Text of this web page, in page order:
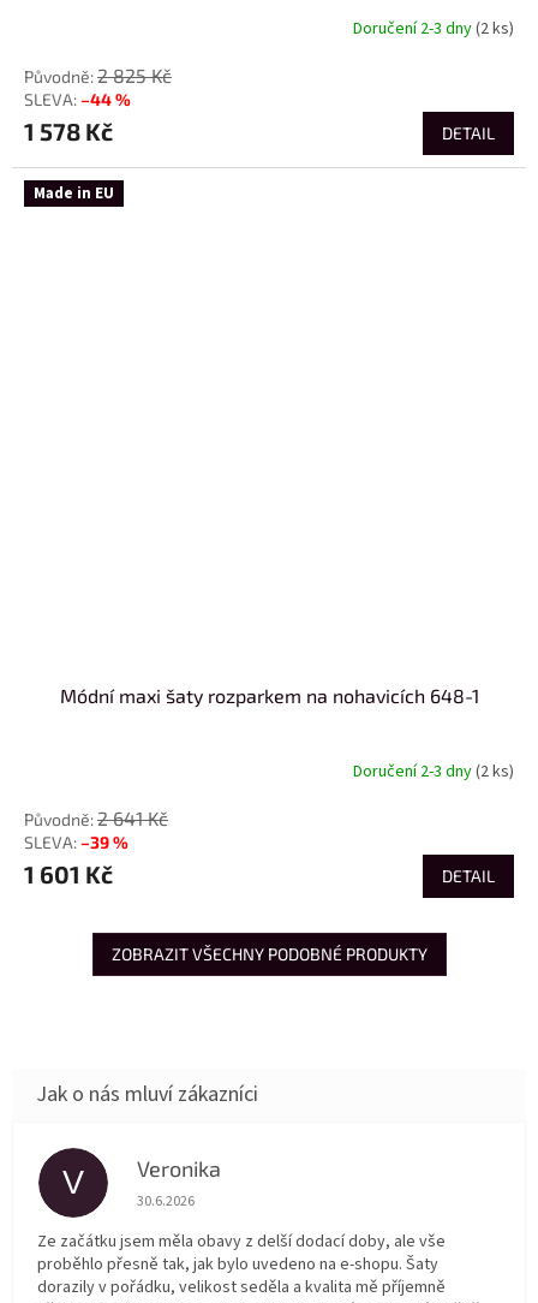
Doručení 2-3 dny(2 ks)
2 825 Kč
–44 %
1 578 Kč DETAIL
Made in EU
Módní maxi šaty rozparkem na nohavicích 648-1
Doručení 2-3 dny(2 ks)
2 641 Kč
–39 %
1 601 Kč DETAIL
ZOBRAZIT VŠECHNY PODOBNÉ PRODUKTY
V Veronika
Hodnocení obchodu je 5 z 5 hvězdiček.
30.6.2026
Ze začátku jsem měla obavy z delší dodací doby, ale vše
proběhlo přesně tak, jak bylo uvedeno na e-shopu. Šaty
dorazily v pořádku, velikost seděla a kvalita mě příjemně